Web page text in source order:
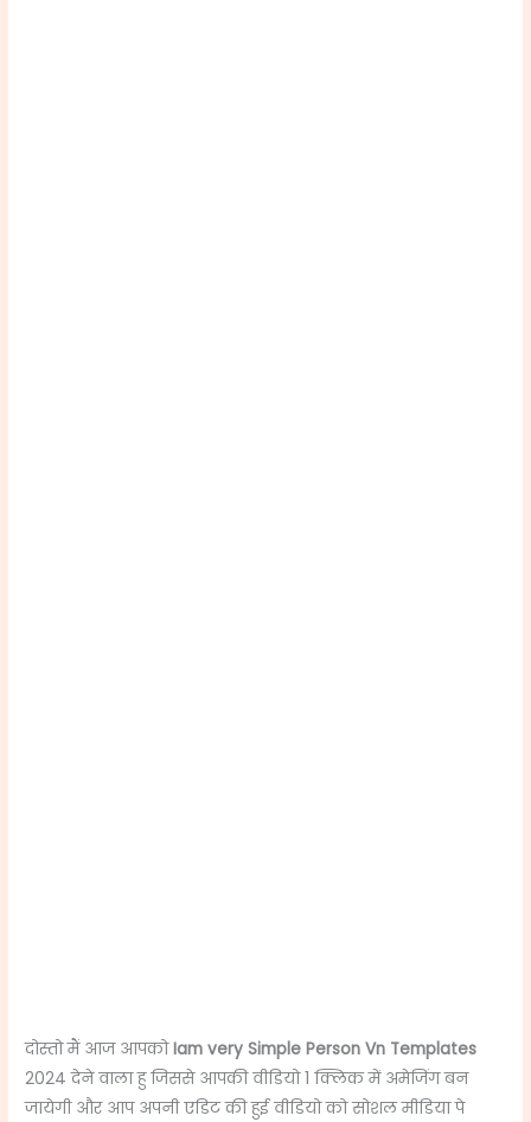
दोस्तो मैं आज आपकोIam very Simple Person Vn Templates
2024 देने वाला हु जिससे आपकी वीडियो 1 क्लिक में अमेजिंग बन
जायेगी और आप अपनी एडिट की हुई वीडियो को सोशल मीडिया पे